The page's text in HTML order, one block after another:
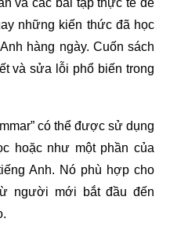
và các bài tập thực tế để
những kiến thức đã học
hàng ngày. Cuốn sách
và sửa lỗi phổ biến trong
có thể được sử dụng
hoặc như một phần của
Anh. Nó phù hợp cho
người mới bắt đầu đến